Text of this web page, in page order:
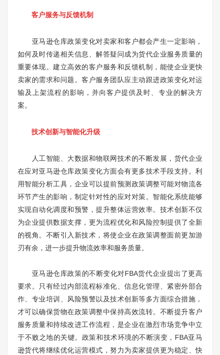
客户服务与反馈机制
亚马逊仓库政策变化对卖家和客户都会产生一定影响，
如何及时传递相关信息、解答疑问成为货代企业服务质量的
重要体现。建立高效的客户服务和反馈机制，能使企业更快
卖家的需求和问题。客户服务团队应主动跟进政策变化对运
输及上架流程的影响，并向客户提供及时、专业的解决方
案。
技术创新与智能化升级
人工智能、大数据和物联网技术的不断发展，货代企业
在应对亚马逊仓库政策变化方面会有更多技术手段支持。利
用智能分析工具，企业可以提前预测政策调整可能对物流各
环节产生的影响，制定针对性的应对对策。智能化系统能够
实现自动化调度和预警，提升整体运营效率。技术创新不仅
为企业提供数据支撑，更为流程优化和风险控制提供了全新
的视角。不断引入新技术，将使企业在政策调整面前更加游
刃有余，进一步提升物流效率和服务质量。
亚马逊仓库政策的不断变化对FBA货代企业提出了更高
要求。只有经过内部流程标准化、信息化管理、紧密外部合
作、专业培训、风险预警以及技术创新等多方面综合措施，
才可以确保货物在政策调整中保持高效流转。不断提升客户
服务质量和持续改进工作流程，是企业在激烈市场竞争中立
于不败之地的关键。政策和技术环境的不断演变，FBA亚马
逊货代将继续优化运营模式，努力为卖家提供更为稳定、快